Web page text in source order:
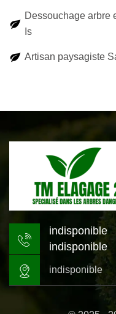
Dessouchage arbre
Is
Artisan paysagiste
indisponible
indisponible
indisponible